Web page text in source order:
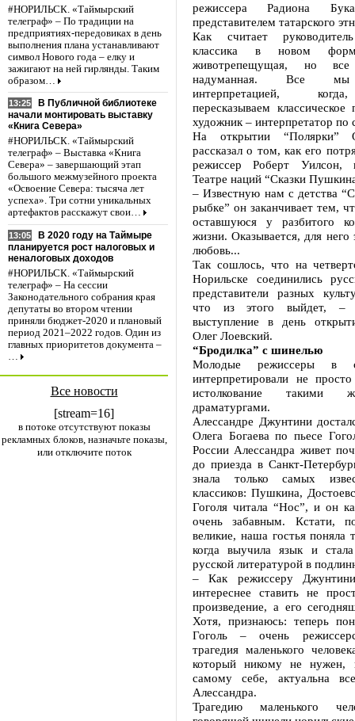
#НОРИЛЬСК. «Таймырский
телеграф» – По традиции на
предприятиях-передовиках в день
выполнения плана устанавливают
символ Нового года – елку и
зажигают на ней гирлянды. Таким
образом…
13:25
В Публичной библиотеке
начали монтировать выставку
«Книга Севера»
#НОРИЛЬСК. «Таймырский
телеграф» – Выставка «Книга
Севера» – завершающий этап
большого межмузейного проекта
«Освоение Севера: тысяча лет
успеха». Три сотни уникальных
артефактов расскажут свои…
13:05
В 2020 году на Таймыре
планируется рост налоговых и
неналоговых доходов
#НОРИЛЬСК. «Таймырский
телеграф» – На сессии
Законодательного собрания края
депутаты во втором чтении
приняли бюджет-2020 и плановый
период 2021–2022 годов. Один из
главных приоритетов документа –
…
Все новости
[stream=16]
в потоке отсутствуют показы
рекламных блоков, назначьте показы,
или отключите поток
режиссера Радиона
представителем татарского
Как считает
классика в новом
животрепещущая, но
надуманная. Все мы
интерпретацией,
пересказываем классическое
художник – интерпретатор по
На открытии “Полярки”
рассказал о том, как его
режиссер Роберт Уилсон,
Театре наций “Сказки
– Известную нам с детства
рыбке” он заканчивает тем,
оставшуюся у разбитого
жизни. Оказывается, для него
любовь...
Так сошлось, что на
Норильске соединились
представители разных
что из этого выйдет, –
выступление в день
Олег Лоевский.
“Бродилка” с шинелью
Молодые режиссеры в
интерпретировали не
истолкование такими
драматургами.
Алессандре Джунтини
Олега Богаева по пьесе
России Алессандра живет
до приезда в Санкт-
знала только самых
классиков: Пушкина,
Гоголя читала “Нос”, и он
очень забавным. Кстати,
великие, наша гостья поняла
когда выучила язык и
русской литературой в
– Как режиссеру
интереснее ставить не
произведение, а его
Хотя, признаюсь: теперь
Гоголь – очень
трагедия маленького
который никому не
самому себе, актуальна
Алессандра.
Трагедию маленького